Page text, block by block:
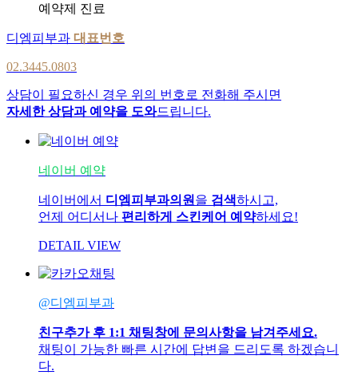
예약제 진료
디엠피부과 대표번호
02.3445.0803
상담이 필요하신 경우 위의 번호로 전화해 주시면
자세한 상담과 예약을 도와드립니다.
네이버 예약
네이버에서 디엠피부과의원 을 검색하시고,
언제 어디서나 편리하게 스킨케어 예약하세요!
DETAIL VIEW
@디엠피부과
친구추가 후 1:1 채팅창에 문의사항을 남겨주세요.
채팅이 가능한 빠른 시간에 답변을 드리도록 하겠습니
다.